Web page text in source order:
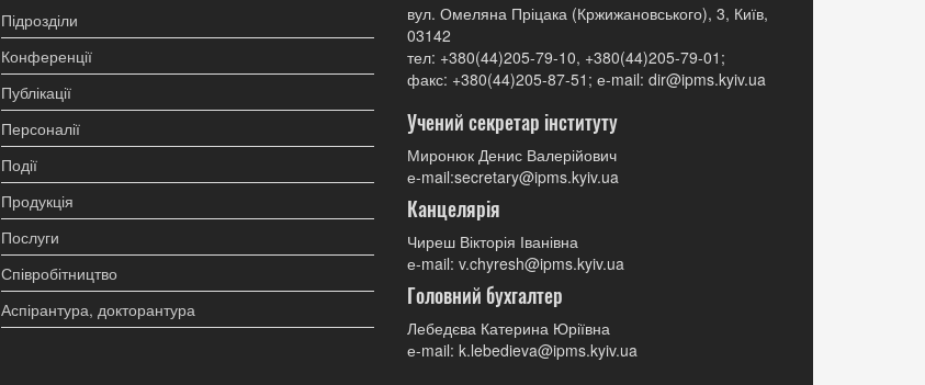
Підрозділи
Конференції
Публікації
Персоналії
Події
Продукція
Послуги
Співробітництво
Аспірантура, докторантура
вул. Омеляна Пріцака (Кржижановського), 3, Київ,
03142
тел: +380(44)205-79-10, +380(44)205-79-01;
факс: +380(44)205-87-51; е-mail: dir@ipms.kyiv.ua
Учений секретар інституту
Миронюк Денис Валерійович
е-mail:secretary@ipms.kyiv.ua
Канцелярія
Чиреш Вікторія Іванівна
е-mail: v.chyresh@ipms.kyiv.ua
Головний бухгалтер
Лебедєва Катерина Юріївна
е-mail: k.lebedieva@ipms.kyiv.ua